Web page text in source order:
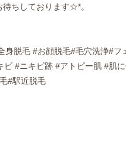
ちしております☆*。
身脱毛 #お顔脱毛#毛穴洗浄#フ
ビ #ニキビ跡 #アトピー肌 #肌
#駅近脱毛